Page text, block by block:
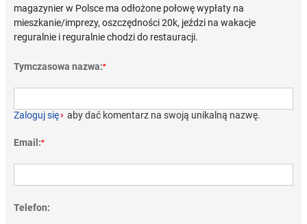
magazynier w Polsce ma odłożone połowę wypłaty na
mieszkanie/imprezy, oszczędności 20k, jeździ na wakacje
reguralnie i reguralnie chodzi do restauracji.
Tymczasowa nazwa:*
Zaloguj się› aby dać komentarz na swoją unikalną nazwę.
Email:*
Telefon: